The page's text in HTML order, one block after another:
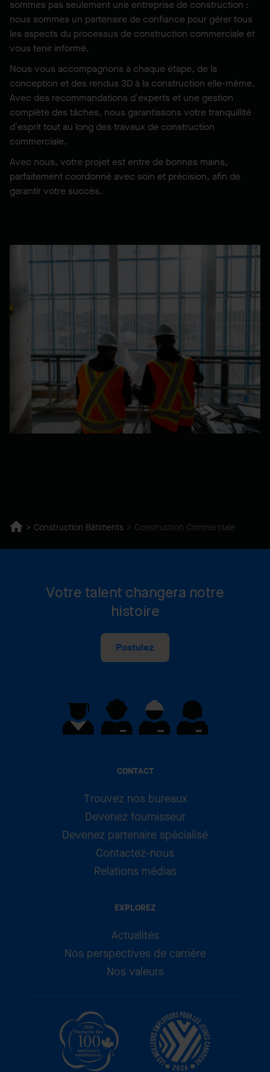
sommes pas seulement une entreprise de construction :
nous sommes un partenaire de confiance pour gérer tous
les aspects du processus de construction commerciale et
vous tenir informé.
Nous vous accompagnons à chaque étape, de la
conception et des rendus 3D à la construction elle-même.
Avec des recommandations d’experts et une gestion
complète des tâches, nous garantissons votre tranquillité
d’esprit tout au long des travaux de construction
commerciale.
Avec nous, votre projet est entre de bonnes mains,
parfaitement coordonné avec soin et précision, afin de
garantir votre succès.
Construction Bâtiments Construction Commerciale
CONTACT
Trouvez nos bureaux
Devenez fournisseur
Devenez partenaire spécialisé
Contactez-nous
Relations médias
EXPLOREZ
Actualités
Nos perspectives de carrière
Nos valeurs
Votre talent changera notre
histoire
Postulez